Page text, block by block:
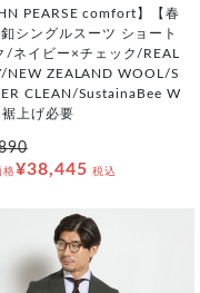
PEARSE comfort】【春
シングルスーツ ショート
/ネイビー×チェック/REAL
NEW ZEALAND WOOL/S
CLEAN/SustainaBee W
上げ必要
格¥38,445 税込